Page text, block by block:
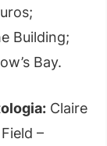
Building;
Bay.
Claire
–